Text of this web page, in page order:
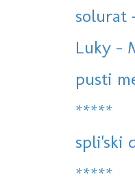
solurat
Luky -
pusti
*****
spli'ski
*****